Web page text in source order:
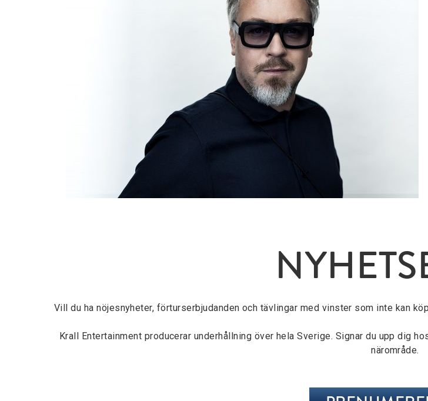
Vill du ha nöjesnyheter, förturserbjudanden och tävlingar med vinster som inte kan
Krall Entertainment producerar underhållning över hela Sverige. Signar du upp dig
närområde.